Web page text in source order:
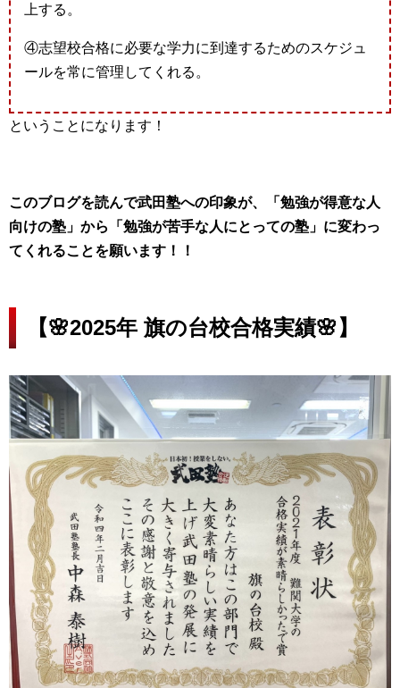
上する。
④志望校合格に必要な学力に到達するためのスケジュ
ールを常に管理してくれる。
ということになります！
このブログを読んで武田塾への印象が、「勉強が得意な人
向けの塾」から「勉強が苦手な人にとっての塾」に変わっ
てくれることを願います！！
【🌸2025年 旗の台校合格実績🌸】